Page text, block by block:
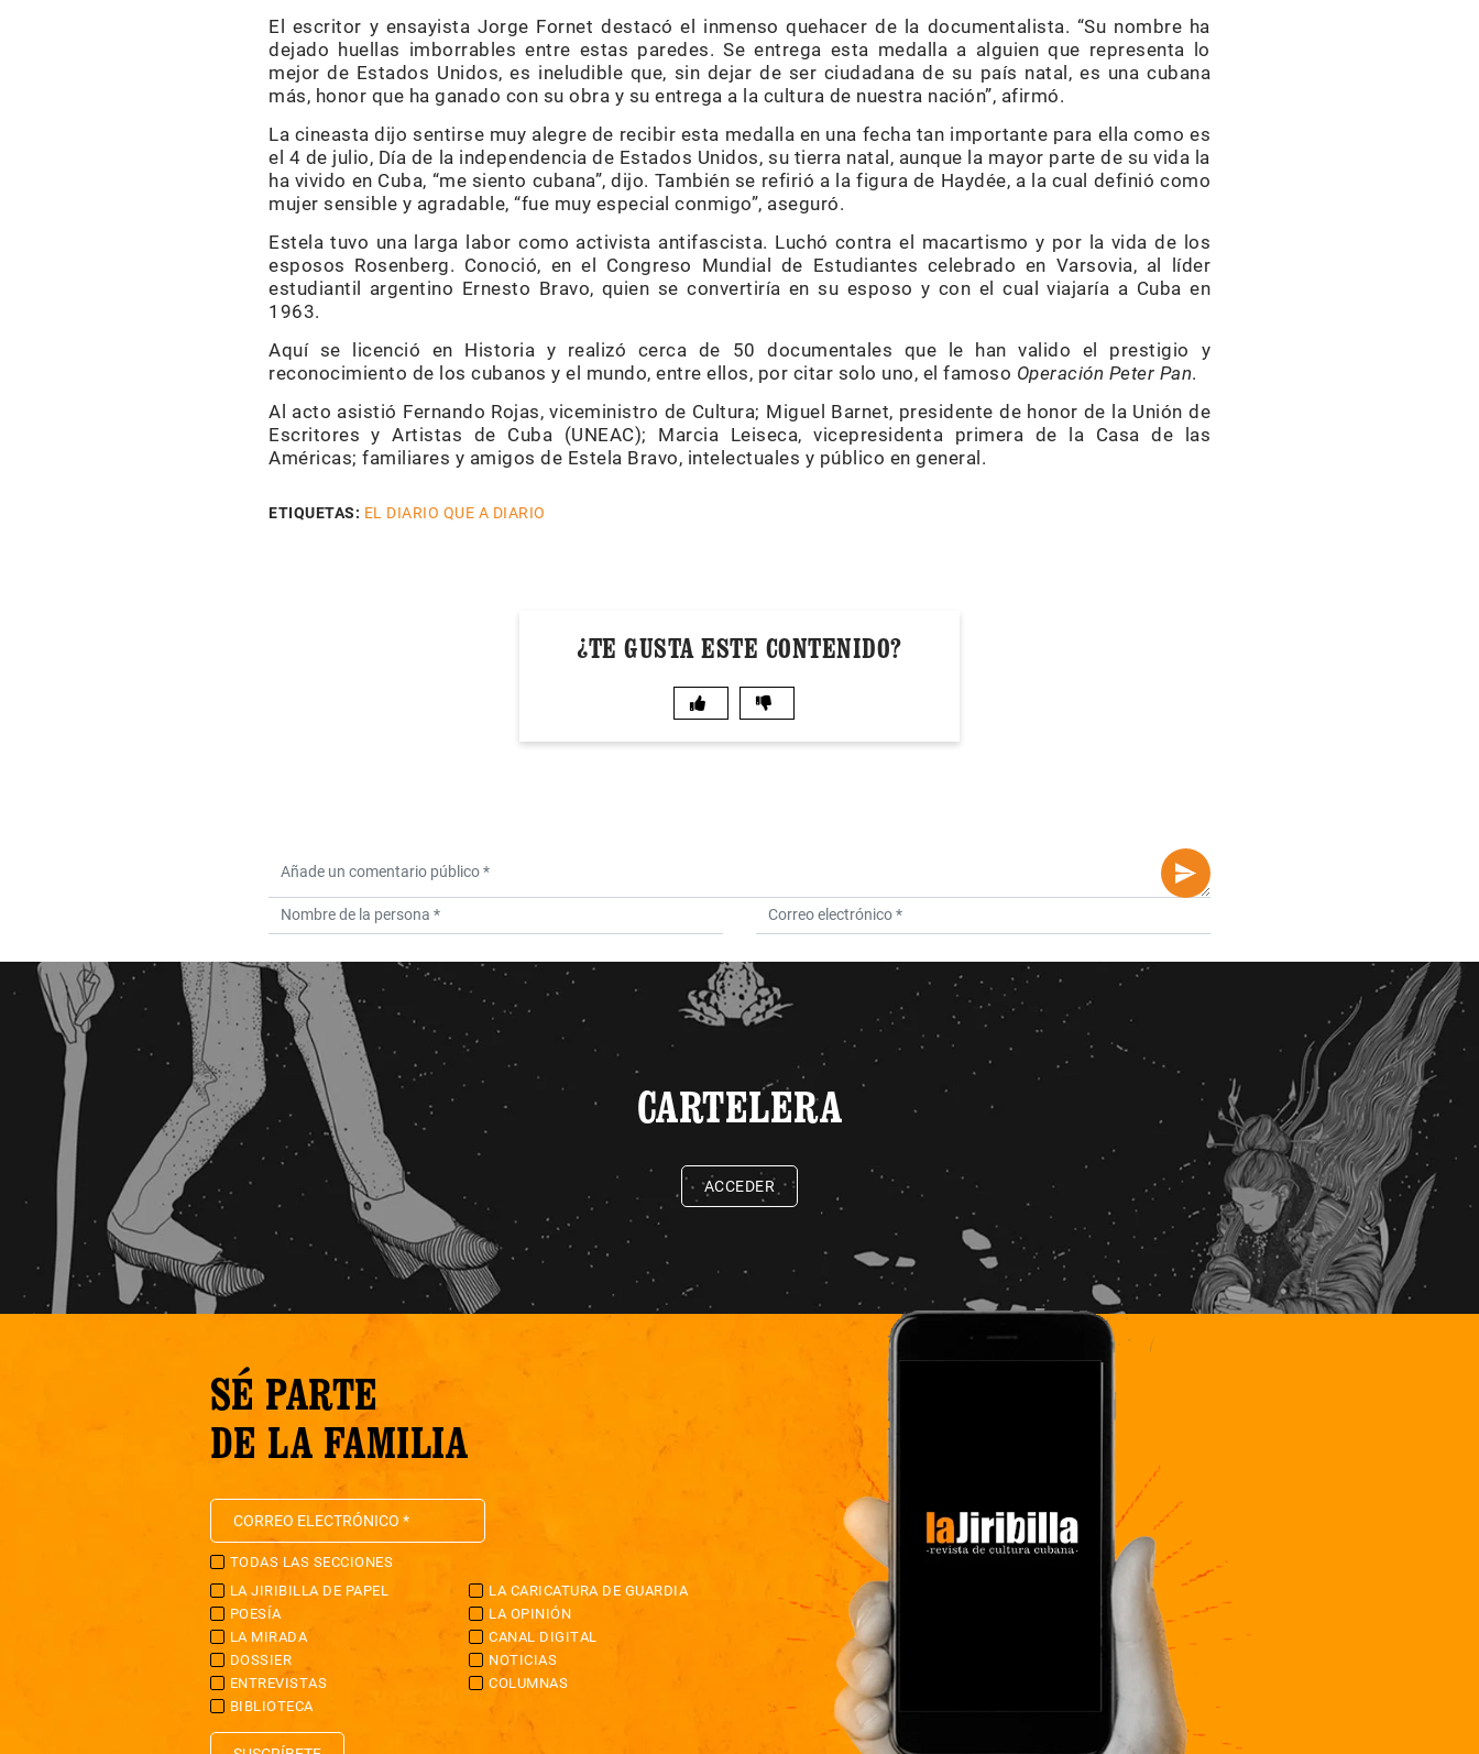
El escritor y ensayista Jorge Fornet destacó el inmenso quehacer de la documentalista. “Su nombre ha
dejado huellas imborrables entre estas paredes. Se entrega esta medalla a alguien que representa lo
mejor de Estados Unidos, es ineludible que, sin dejar de ser ciudadana de su país natal, es una cubana
más, honor que ha ganado con su obra y su entrega a la cultura de nuestra nación”, afirmó.
La cineasta dijo sentirse muy alegre de recibir esta medalla en una fecha tan importante para ella como es
el 4 de julio, Día de la independencia de Estados Unidos, su tierra natal, aunque la mayor parte de su vida la
ha vivido en Cuba, “me siento cubana”, dijo. También se refirió a la figura de Haydée, a la cual definió como
mujer sensible y agradable, “fue muy especial conmigo”, aseguró.
Estela tuvo una larga labor como activista antifascista. Luchó contra el macartismo y por la vida de los
esposos Rosenberg. Conoció, en el Congreso Mundial de Estudiantes celebrado en Varsovia, al líder
estudiantil argentino Ernesto Bravo, quien se convertiría en su esposo y con el cual viajaría a Cuba en
1963.
Aquí se licenció en Historia y realizó cerca de 50 documentales que le han valido el prestigio y
reconocimiento de los cubanos y el mundo, entre ellos, por citar solo uno, el famoso Operación Peter Pan.
Al acto asistió Fernando Rojas, viceministro de Cultura; Miguel Barnet, presidente de honor de la Unión de
Escritores y Artistas de Cuba (UNEAC); Marcia Leiseca, vicepresidenta primera de la Casa de las
Américas; familiares y amigos de Estela Bravo, intelectuales y público en general.
ETIQUETAS: EL DIARIO QUE A DIARIO
¿TE GUSTA ESTE CONTENIDO?
CARTELERA
ACCEDER
SÉ PARTE
DE LA FAMILIA
TODAS LAS SECCIONES
LA JIRIBILLA DE PAPEL
LA CARICATURA DE GUARDIA
POESÍA
LA OPINIÓN
LA MIRADA
CANAL DIGITAL
DOSSIER
NOTICIAS
ENTREVISTAS
COLUMNAS
BIBLIOTECA